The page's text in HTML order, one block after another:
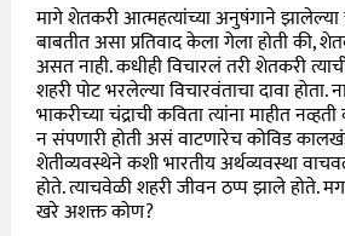
मागे शेतकरी आत्महत्यांच्या अनुषंगाने झालेल्या
बाबतीत असा प्रतिवाद केला गेला होती की,
असत नाही. कधीही विचारलं तरी शेतकरी
शहरी पोट भरलेल्या विचारवंताचा दावा होता.
भाकरीच्या चंद्राची कविता त्यांना माहीत
न संपणारी होती असं वाटणारेच कोविड
शेतीव्यवस्थेने कशी भारतीय अर्थव्यवस्था
होते. त्याचवेळी शहरी जीवन ठप्प झाले
खरे अशक्त कोण?